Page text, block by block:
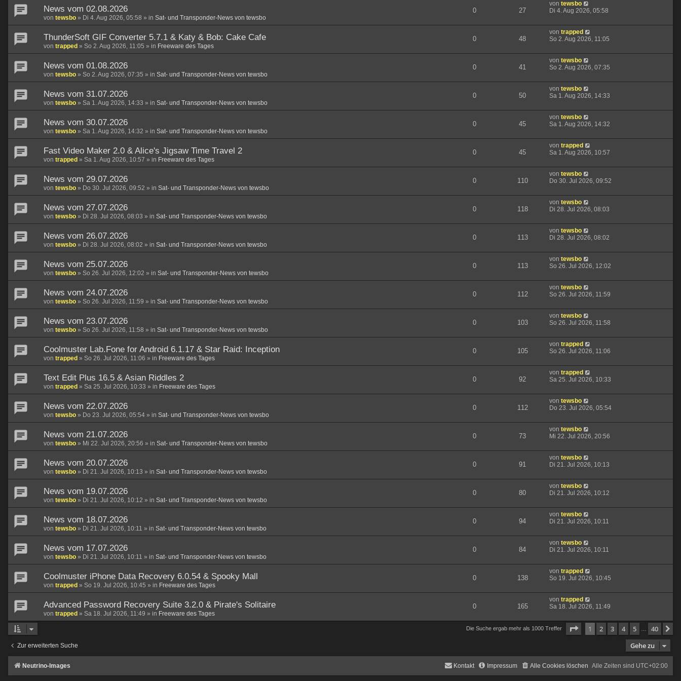
News vom 02.08.2026
von tewsbo » Di 4. Aug 2026, 05:58 » in Sat- und Transponder-News von tewsbo
0 27
von tewsbo
Di 4. Aug 2026, 05:58
ThunderSoft GIF Converter 5.7.1 & Katy & Bob: Cake Cafe
von trapped » So 2. Aug 2026, 11:05 » in Freeware des Tages
0 48
von trapped
So 2. Aug 2026, 11:05
News vom 01.08.2026
von tewsbo » So 2. Aug 2026, 07:35 » in Sat- und Transponder-News von tewsbo
0 41
von tewsbo
So 2. Aug 2026, 07:35
News vom 31.07.2026
von tewsbo » Sa 1. Aug 2026, 14:33 » in Sat- und Transponder-News von tewsbo
0 50
von tewsbo
Sa 1. Aug 2026, 14:33
News vom 30.07.2026
von tewsbo » Sa 1. Aug 2026, 14:32 » in Sat- und Transponder-News von tewsbo
0 45
von tewsbo
Sa 1. Aug 2026, 14:32
Fast Video Maker 2.0 & Alice's Jigsaw Time Travel 2
von trapped » Sa 1. Aug 2026, 10:57 » in Freeware des Tages
0 45
von trapped
Sa 1. Aug 2026, 10:57
News vom 29.07.2026
von tewsbo » Do 30. Jul 2026, 09:52 » in Sat- und Transponder-News von tewsbo
0 110
von tewsbo
Do 30. Jul 2026, 09:52
News vom 27.07.2026
von tewsbo » Di 28. Jul 2026, 08:03 » in Sat- und Transponder-News von tewsbo
0 118
von tewsbo
Di 28. Jul 2026, 08:03
News vom 26.07.2026
von tewsbo » Di 28. Jul 2026, 08:02 » in Sat- und Transponder-News von tewsbo
0 113
von tewsbo
Di 28. Jul 2026, 08:02
News vom 25.07.2026
von tewsbo » So 26. Jul 2026, 12:02 » in Sat- und Transponder-News von tewsbo
0 113
von tewsbo
So 26. Jul 2026, 12:02
News vom 24.07.2026
von tewsbo » So 26. Jul 2026, 11:59 » in Sat- und Transponder-News von tewsbo
0 112
von tewsbo
So 26. Jul 2026, 11:59
News vom 23.07.2026
von tewsbo » So 26. Jul 2026, 11:58 » in Sat- und Transponder-News von tewsbo
0 103
von tewsbo
So 26. Jul 2026, 11:58
Coolmuster Lab.Fone for Android 6.1.17 & Star Raid: Inception
von trapped » So 26. Jul 2026, 11:06 » in Freeware des Tages
0 105
von trapped
So 26. Jul 2026, 11:06
Text Edit Plus 16.5 & Asian Riddles 2
von trapped » Sa 25. Jul 2026, 10:33 » in Freeware des Tages
0 92
von trapped
Sa 25. Jul 2026, 10:33
News vom 22.07.2026
von tewsbo » Do 23. Jul 2026, 05:54 » in Sat- und Transponder-News von tewsbo
0 112
von tewsbo
Do 23. Jul 2026, 05:54
News vom 21.07.2026
von tewsbo » Mi 22. Jul 2026, 20:56 » in Sat- und Transponder-News von tewsbo
0 73
von tewsbo
Mi 22. Jul 2026, 20:56
News vom 20.07.2026
von tewsbo » Di 21. Jul 2026, 10:13 » in Sat- und Transponder-News von tewsbo
0 91
von tewsbo
Di 21. Jul 2026, 10:13
News vom 19.07.2026
von tewsbo » Di 21. Jul 2026, 10:12 » in Sat- und Transponder-News von tewsbo
0 80
von tewsbo
Di 21. Jul 2026, 10:12
News vom 18.07.2026
von tewsbo » Di 21. Jul 2026, 10:11 » in Sat- und Transponder-News von tewsbo
0 94
von tewsbo
Di 21. Jul 2026, 10:11
News vom 17.07.2026
von tewsbo » Di 21. Jul 2026, 10:11 » in Sat- und Transponder-News von tewsbo
0 84
von tewsbo
Di 21. Jul 2026, 10:11
Coolmuster iPhone Data Recovery 6.0.54 & Spooky Mall
von trapped » So 19. Jul 2026, 10:45 » in Freeware des Tages
0 138
von trapped
So 19. Jul 2026, 10:45
Advanced Password Recovery Suite 3.2.0 & Pirate's Solitaire
von trapped » Sa 18. Jul 2026, 11:49 » in Freeware des Tages
0 165
von trapped
Sa 18. Jul 2026, 11:49
Die Suche ergab mehr als 1000 Treffer Seite von40
1 2 3 4 5 40
Zur erweiterten Suche Gehe zu
Neutrino-Images Alle Zeiten sind UTC+02:00
Alle Cookies löschen
Impressum
Kontakt